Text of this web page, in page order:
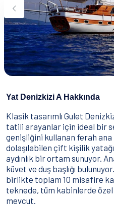
Yeme & İçme
Nasıl Rezervasyon
Şartlar & Koşullar
İletişim
Yat Denizkizi A Hakkında
Klasik tasarımlı Gulet
tatili arayanlar için ideal bir
genişliğini kullanan ferah
dolaşılabilen çift kişilik
aydınlık bir ortam sunuyor.
küvet ve duş başlığı
birlikte toplam 10 misafire
teknede, tüm kabinlerde
mevcut.